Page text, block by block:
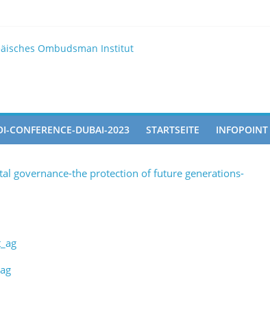
Conference on Artificial Intelligence and Human Rights
Ombudsman Institut
INFOPOINT
STARTSEITE
CONFERENCE-DUBAI-2023
governance-the protection of future generations-